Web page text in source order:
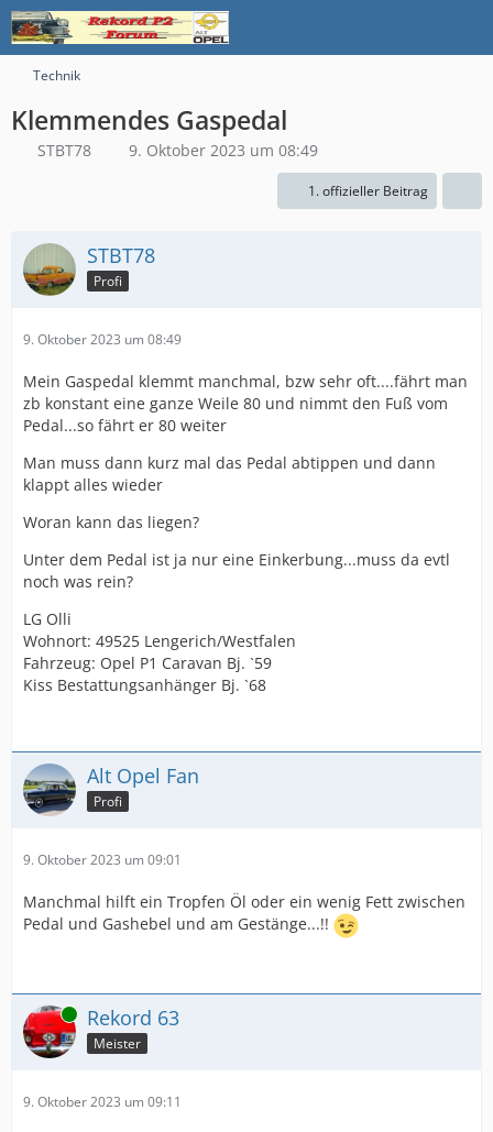
Technik
Klemmendes Gaspedal
STBT78 9. Oktober 2023 um 08:49
1. offizieller Beitrag
STBT78
Profi
9. Oktober 2023 um 08:49
Mein Gaspedal klemmt manchmal, bzw sehr oft....fährt man
zb konstant eine ganze Weile 80 und nimmt den Fuß vom
Pedal...so fährt er 80 weiter
Man muss dann kurz mal das Pedal abtippen und dann
klappt alles wieder
Woran kann das liegen?
Unter dem Pedal ist ja nur eine Einkerbung...muss da evtl
noch was rein?
LG Olli
Wohnort: 49525 Lengerich/Westfalen
Fahrzeug: Opel P1 Caravan Bj. `59
Kiss Bestattungsanhänger Bj. `68
Alt Opel Fan
Profi
9. Oktober 2023 um 09:01
Manchmal hilft ein Tropfen Öl oder ein wenig Fett zwischen
Pedal und Gashebel und am Gestänge...!!
Online Rekord 63
Meister
9. Oktober 2023 um 09:11